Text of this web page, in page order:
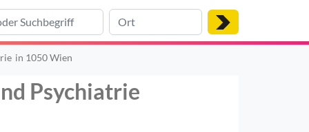
in 1050 Wien
Psychiatrie